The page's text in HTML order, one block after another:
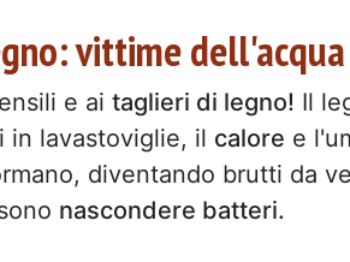
vittime
e ai taglieri di legno! Il
in lavastoviglie, il calore e
diventando brutti da
nascondere batteri.